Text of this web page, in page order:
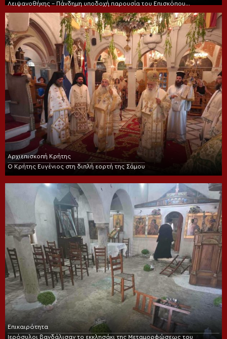
Λειψανοθήκης – Πάνδημη υποδοχή παρουσία του Επισκόπου
Αρχιεπισκοπή Κρήτης
Ο Κρήτης Ευγένιος στη διπλή εορτή της Σάμου
Επικαιρότητα
Ιερόσυλοι βανδάλισαν το εκκλησάκι της Μεταμορφώσεως του